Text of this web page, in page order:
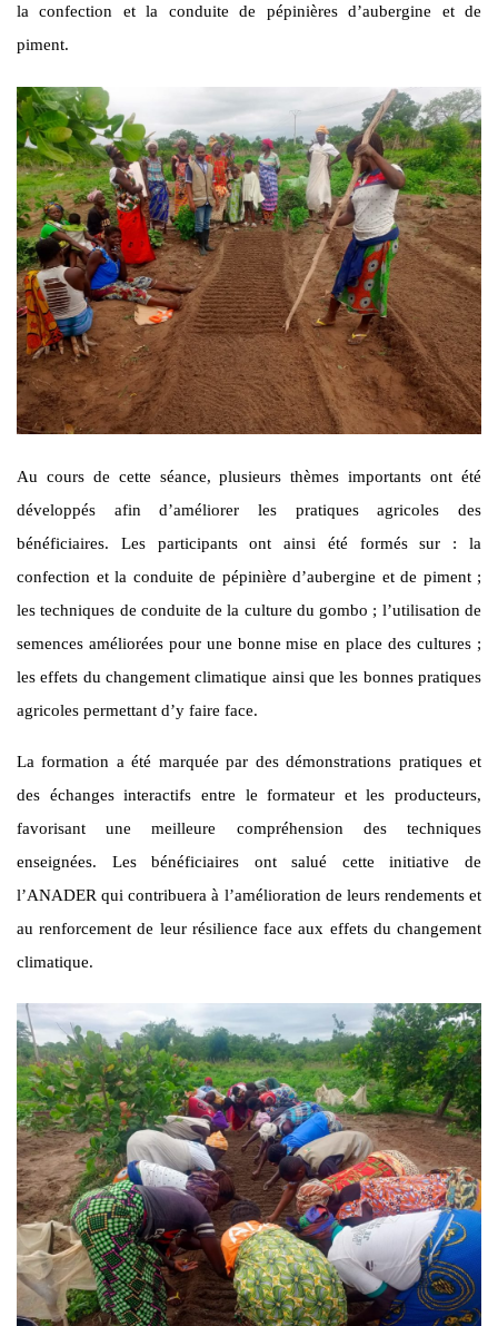
la confection et la conduite de pépinières d’aubergine et de
piment.
Au cours de cette séance, plusieurs thèmes importants ont été
développés afin d’améliorer les pratiques agricoles des
bénéficiaires. Les participants ont ainsi été formés sur : la
confection et la conduite de pépinière d’aubergine et de piment ;
les techniques de conduite de la culture du gombo ; l’utilisation de
semences améliorées pour une bonne mise en place des cultures ;
les effets du changement climatique ainsi que les bonnes pratiques
agricoles permettant d’y faire face.
La formation a été marquée par des démonstrations pratiques et
des échanges interactifs entre le formateur et les producteurs,
favorisant une meilleure compréhension des techniques
enseignées. Les bénéficiaires ont salué cette initiative de
l’ANADER qui contribuera à l’amélioration de leurs rendements et
au renforcement de leur résilience face aux effets du changement
climatique.